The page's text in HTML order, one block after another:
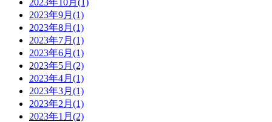
2023年10月(1)
2023年9月(1)
2023年8月(1)
2023年7月(1)
2023年6月(1)
2023年5月(2)
2023年4月(1)
2023年3月(1)
2023年2月(1)
2023年1月(2)